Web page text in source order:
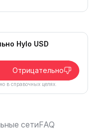
Hylo USD
Отрицательно
в справочных целях.
сетиFAQ